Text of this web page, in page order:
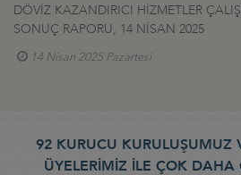
DÖVİZ KAZANDIRICI HİZMETLER
SONUÇ RAPORU, 14 NİSAN 2025
14 Nisan 2025 Pazartesi
92 KURUCU KURULUŞUMUZ
ÜYELERİMİZ İLE ÇOK DAHA